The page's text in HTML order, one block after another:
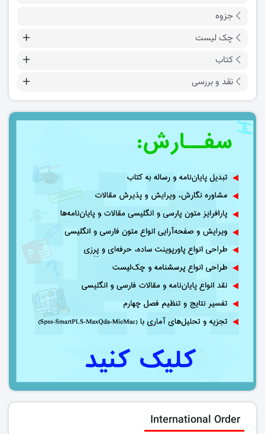
جزوه
چک لیست
کتاب
نقد و بررسی
International Order